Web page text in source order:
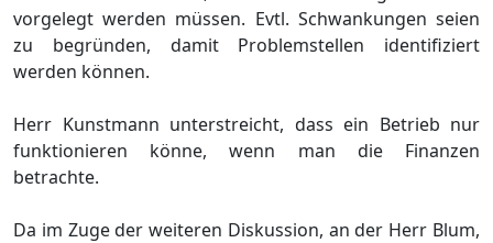
vorgelegt werden müssen. Evtl. Schwankungen seien
zu begründen, damit Problemstellen identifiziert
werden können.
Herr Kunstmann unterstreicht, dass ein Betrieb nur
funktionieren könne, wenn man die Finanzen
betrachte.
Da im Zuge der weiteren Diskussion, an der Herr Blum,